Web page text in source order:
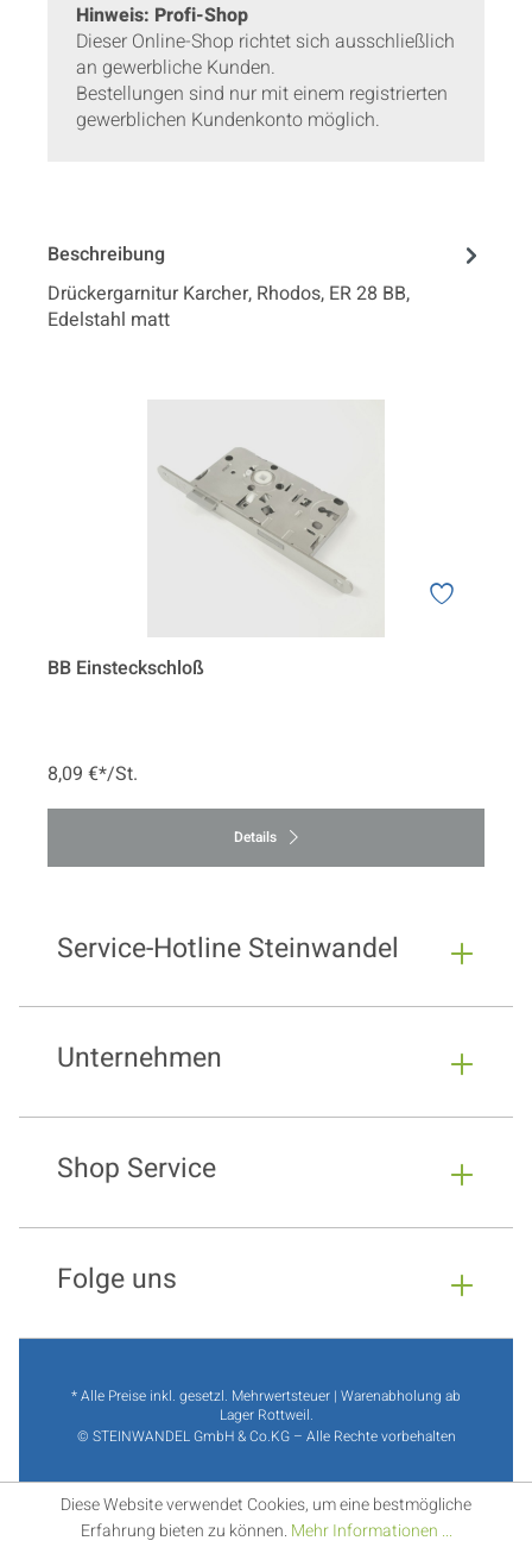
Hinweis: Profi-Shop
Dieser Online-Shop richtet sich ausschließlich
an gewerbliche Kunden.
Bestellungen sind nur mit einem registrierten
gewerblichen Kundenkonto möglich.
Beschreibung
Drückergarnitur Karcher, Rhodos, ER 28 BB,
Edelstahl matt
BB Einsteckschloß
8,09 €*/St.
Details
Service-Hotline Steinwandel
Unternehmen
Shop Service
Folge uns
* Alle Preise inkl. gesetzl. Mehrwertsteuer | Warenabholung ab
Lager Rottweil.
© STEINWANDEL GmbH & Co.KG – Alle Rechte vorbehalten
Diese Website verwendet Cookies, um eine bestmögliche
Erfahrung bieten zu können. Mehr Informationen ...